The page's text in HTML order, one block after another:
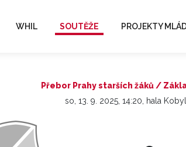
WHIL SOUTĚŽE PROJEKTY
Přebor Prahy starších žáků /
so, 13. 9. 2025, 14:20, hala